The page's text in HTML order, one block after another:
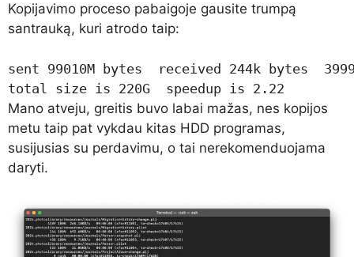
Kopijavimo proceso pabaigoje gausite trumpą
santrauką, kuri atrodo taip:
sent 99010M bytes  received 244k bytes
total size is 220G  speedup is 2.22
Mano atveju, greitis buvo labai mažas, nes kopijos
metu taip pat vykdau kitas HDD programas,
susijusias su perdavimu, o tai nerekomenduojama
daryti.